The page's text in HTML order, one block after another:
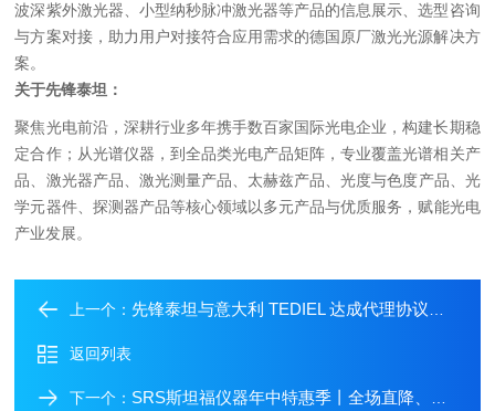
波深紫外激光器、小型纳秒脉冲激光器等产品的信息展示、选型咨询
与方案对接，助力用户对接符合应用需求的德国原厂激光光源解决方
案。
关于先锋泰坦：
聚焦光电前沿，深耕行业多年携手数百家国际光电企业，构建长期稳
定合作；从光谱仪器，到全品类光电产品矩阵，专业覆盖光谱相关产
品、 激光器产品、 激光测量产品、 太赫兹产品、光度与色度产品、 光
学元器件、 探测器产品等核心领域以多元产品与优质服务，赋能光电
产业发展。
上一个： 先锋泰坦与意大利 TEDIEL 达成代理协议——引入高精度时间数字转换器等产品
返回列表
下一个： SRS斯坦福仪器年中特惠季丨全场直降、优先发货，附赠免费技术支持